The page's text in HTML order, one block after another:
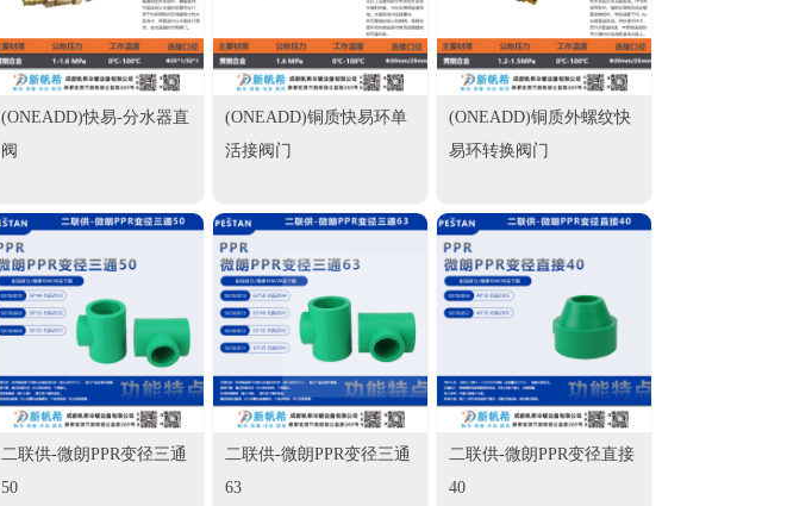
(ONEADD)快易-分水器直
阀
(ONEADD)铜质快易环单
活接阀门
(ONEADD)铜质外螺纹快
易环转换阀门
二联供-微朗PPR变径三通
50
二联供-微朗PPR变径三通
63
二联供-微朗PPR变径直接
40